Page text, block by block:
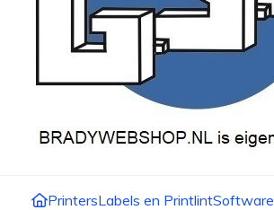
PrintersLabels en PrintlintSoftware